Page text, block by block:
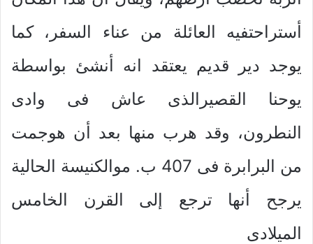
أستراحتفيه العائلة من عناء السفر، كما
يوجد دير قديم يعتقد انه أنشئ بواسطة
يوحنا القصيرالذى عاش فى وادى
النطرون، وقد هرب منها بعد أن هوجمت
من البرابرة فى 407 ب. موالكنيسة الحالية
يرجح أنها ترجع إلى القرن الخامس
الميلادى